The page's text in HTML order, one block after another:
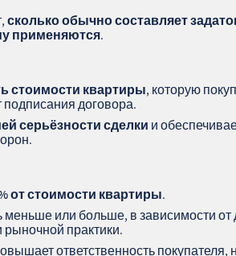
сколько обычно составляет
применяются.
стоимости квартиры, которую
договора.
серьёзности сделки и
от стоимости квартиры.
или больше, в зависимости от
практики.
ответственность покупателя,